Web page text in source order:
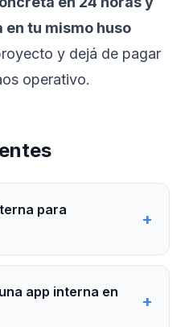
en tu mismo huso
y dejá de pagar
operativo.
para
+
app interna en
+